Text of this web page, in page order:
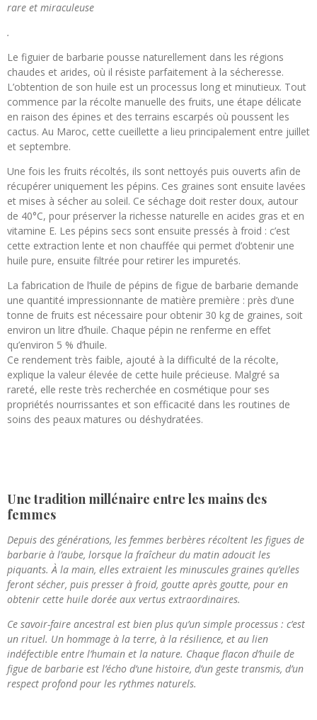
rare et miraculeuse
.
Le figuier de barbarie pousse naturellement dans les régions
chaudes et arides, où il résiste parfaitement à la sécheresse.
L’obtention de son huile est un processus long et minutieux. Tout
commence par la récolte manuelle des fruits, une étape délicate
en raison des épines et des terrains escarpés où poussent les
cactus. Au Maroc, cette cueillette a lieu principalement entre juillet
et septembre.
Une fois les fruits récoltés, ils sont nettoyés puis ouverts afin de
récupérer uniquement les pépins. Ces graines sont ensuite lavées
et mises à sécher au soleil. Ce séchage doit rester doux, autour
de 40°C, pour préserver la richesse naturelle en acides gras et en
vitamine E. Les pépins secs sont ensuite pressés à froid : c’est
cette extraction lente et non chauffée qui permet d’obtenir une
huile pure, ensuite filtrée pour retirer les impuretés.
La fabrication de l’huile de pépins de figue de barbarie demande
une quantité impressionnante de matière première : près d’une
tonne de fruits est nécessaire pour obtenir 30 kg de graines, soit
environ un litre d’huile. Chaque pépin ne renferme en effet
qu’environ 5 % d’huile.
Ce rendement très faible, ajouté à la difficulté de la récolte,
explique la valeur élevée de cette huile précieuse. Malgré sa
rareté, elle reste très recherchée en cosmétique pour ses
propriétés nourrissantes et son efficacité dans les routines de
soins des peaux matures ou déshydratées.
Une tradition millénaire entre les mains des
femmes
Depuis des générations, les femmes berbères récoltent les figues de
barbarie à l’aube, lorsque la fraîcheur du matin adoucit les
piquants. À la main, elles extraient les minuscules graines qu’elles
feront sécher, puis presser à froid, goutte après goutte, pour en
obtenir cette huile dorée aux vertus extraordinaires.
Ce savoir-faire ancestral est bien plus qu’un simple processus : c’est
un rituel. Un hommage à la terre, à la résilience, et au lien
indéfectible entre l’humain et la nature. Chaque flacon d’huile de
figue de barbarie est l’écho d’une histoire, d’un geste transmis, d’un
respect profond pour les rythmes naturels.